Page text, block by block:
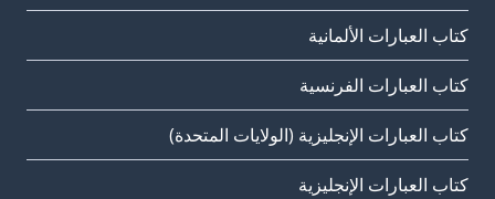
كتاب العبارات الألمانية
كتاب العبارات الفرنسية
كتاب العبارات الإنجليزية (الولايات المتحدة)
كتاب العبارات الإنجليزية